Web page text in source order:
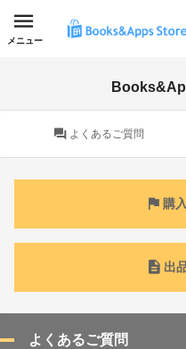
メニュー
よくあるご質問
購
出
よくあるご質問